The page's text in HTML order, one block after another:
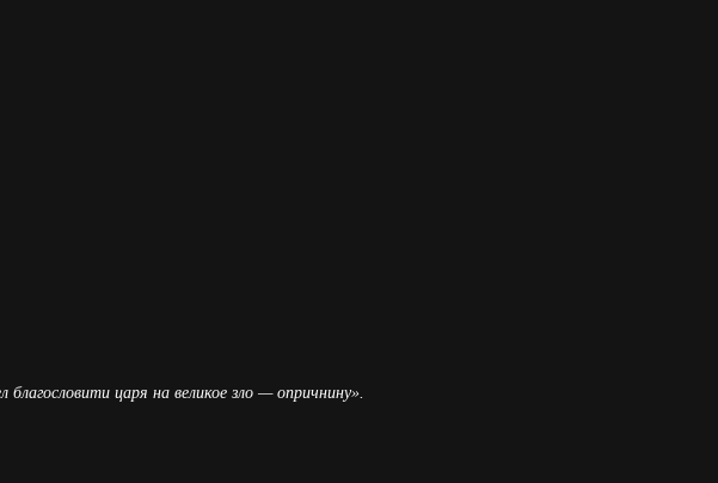
царя на великое зло — опричнину».